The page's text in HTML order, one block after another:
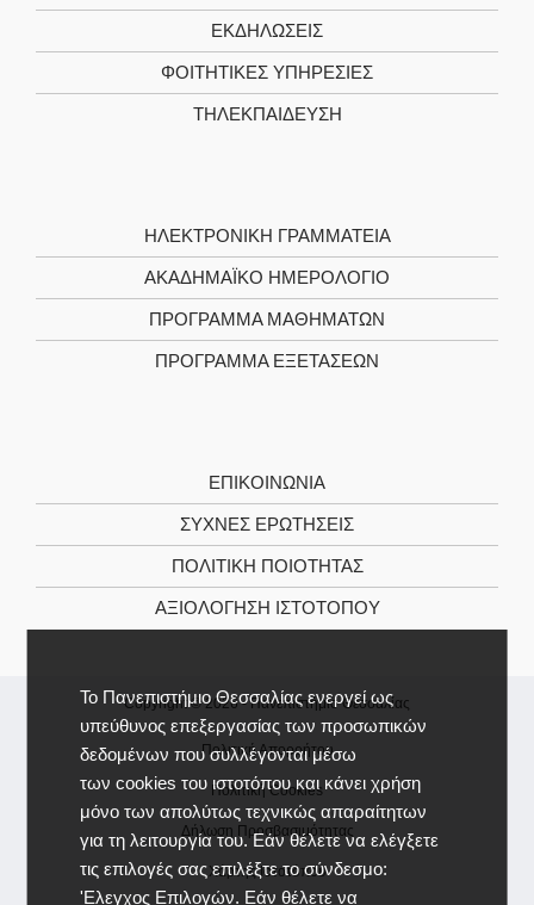
Το Πανεπιστήμιο Θεσσαλίας ενεργεί ως
υπεύθυνος επεξεργασίας των προσωπικών
δεδομένων που συλλέγονται μέσω
των cookies του ιστοτόπου και κάνει χρήση
μόνο των απολύτως τεχνικώς απαραίτητων
για τη λειτουργία του. Εάν θέλετε να ελέγξετε
τις επιλογές σας επιλέξτε το σύνδεσμο:
'Ελεγχος Επιλογών. Εάν θέλετε να
ΕΚΔΗΛΩΣΕΙΣ
ΦΟΙΤΗΤΙΚΈΣ ΥΠΗΡΕΣΊΕΣ
ΤΗΛΕΚΠΑΊΔΕΥΣΗ
ΗΛΕΚΤΡΟΝΙΚΉ ΓΡΑΜΜΑΤΕΊΑ
ΑΚΑΔΗΜΑΪΚΌ ΗΜΕΡΟΛΌΓΙΟ
ΠΡΌΓΡΑΜΜΑ ΜΑΘΗΜΆΤΩΝ
ΠΡΌΓΡΑΜΜΑ ΕΞΕΤΆΣΕΩΝ
ΕΠΙΚΟΙΝΩΝΊΑ
ΣΥΧΝΕΣ ΕΡΩΤΗΣΕΙΣ
ΠΟΛΙΤΙΚΉ ΠΟΙΌΤΗΤΑΣ
ΑΞΙΟΛΌΓΗΣΗ ΙΣΤΌΤΟΠΟΥ
Copyright © 2026 -Πανεπιστήμιο Θεσσαλίας
Πολιτική Απορρήτου
Πολιτική Cookies
Δήλωση Προσβασιμότητας
Χάρτης Ιστοτόπου